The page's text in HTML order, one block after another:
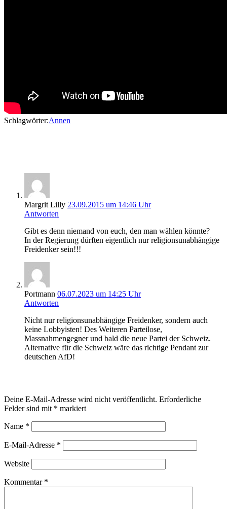
Schlagwörter:Annen
Margrit Lilly 23.09.2015 um 14:46 Uhr
Antworten
Gibt es denn niemand von euch, den man wählen könnte?
In der Regierung dürften eigentlich nur religionsunabhängige
Freidenker sein!!!
Portmann 06.07.2023 um 14:25 Uhr
Antworten
Nicht nur religionsunabhängige Freidenker, sondern auch
keine Lobbyisten! Des Weiteren Parteilose,
Massnahmengegner und bald die neue Partei der Schweiz.
Alternative für die Schweiz wäre das richtige Pendant zur
deutschen AfD!
Deine E-Mail-Adresse wird nicht veröffentlicht. Erforderliche
Felder sind mit * markiert
Name *
E-Mail-Adresse *
Website
Kommentar *